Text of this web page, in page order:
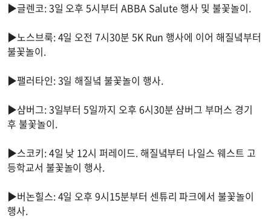
▶글렌코: 3일 오후 5시부터 ABBA Salute 행사 및 불꽃놀이.
▶노스브룩: 4일 오전 7시30분 5K Run 행사에 이어 해질녘부터
불꽃놀이.
▶팰러타인: 3일 해질녘 불꽃놀이 행사.
▶샴버그: 3일부터 5일까지 오후 6시30분 샴버그 부머스 경기
후 불꽃놀이.
▶스코키: 4일 낮 12시 퍼레이드. 해질녘부터 나일스 웨스트 고
등학교서 불꽃놀이 행사.
▶버논힐스: 4일 오후 9시15분부터 센튜리 파크에서 불꽃놀이
행사.